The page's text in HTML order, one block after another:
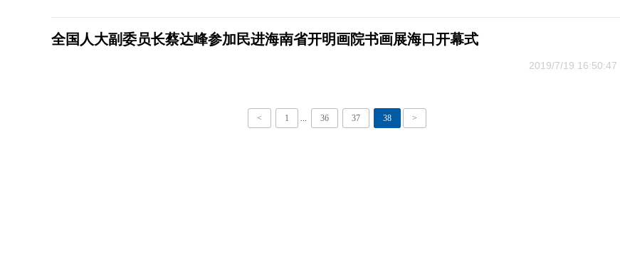
全国人大副委员长蔡达峰参加民进海南省开明画院书画展海口开幕式
2019/7/19 16:50:47
< 1 ... 36 37 38 >